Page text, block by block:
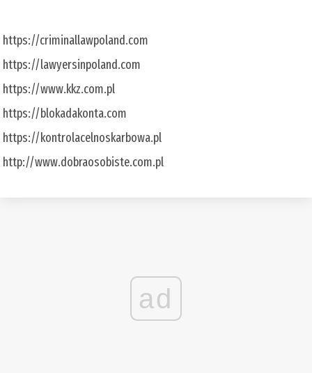
https://criminallawpoland.com
https://lawyersinpoland.com
https://www.kkz.com.pl
https://blokadakonta.com
https://kontrolacelnoskarbowa.pl
http://www.dobraosobiste.com.pl
ad